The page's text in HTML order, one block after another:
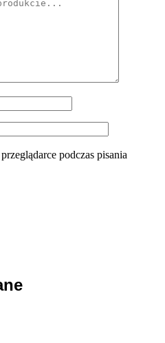
podczas pisania